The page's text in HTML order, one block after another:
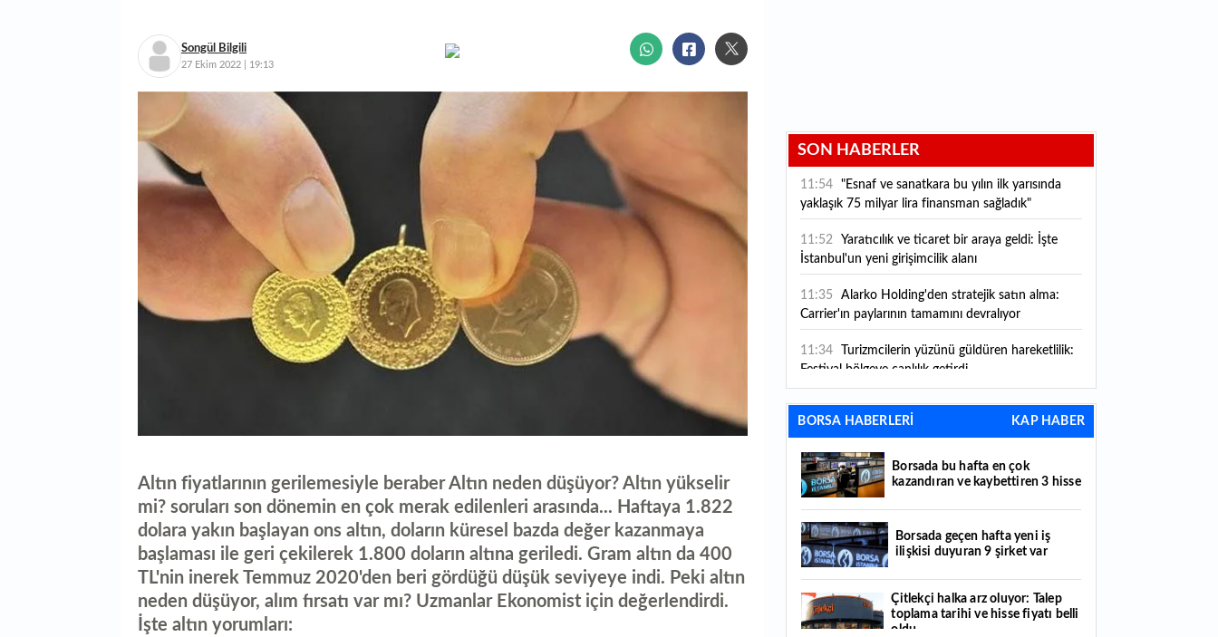
Songül Bilgili
27 Ekim 2022 | 19:13
Altın fiyatlarının gerilemesiyle beraber Altın neden düşüyor? Altın yükselir
mi? soruları son dönemin en çok merak edilenleri arasında... Haftaya 1.822
dolara yakın başlayan ons altın, doların küresel bazda değer kazanmaya
başlaması ile geri çekilerek 1.800 doların altına geriledi. Gram altın da 400
TL'nin inerek Temmuz 2020'den beri gördüğü düşük seviyeye indi. Peki altın
neden düşüyor, alım fırsatı var mı? Uzmanlar Ekonomist için değerlendirdi.
İşte altın yorumları:
SON HABERLER
11:54
"Esnaf ve sanatkara bu yılın ilk yarısında
yaklaşık 75 milyar lira finansman sağladık"
11:52
İstanbul'un yeni girişimcilik alanı
11:35
Alarko Holding'den stratejik satın alma:
Carrier'ın paylarının tamamını devralıyor
11:34
Festival bölgeye canlılık getirdi
11:23 Küresel piyasalarda yeni haftada takip
edilecek 4 gelişme hangileri olacak?
11:05 Borsada bu hafta en çok kazandıran ve
kaybettiren 3 hisse
milyar euroluk kaynak
büyümeye devam ediyor
10:30 Türkiye'nin hedef pazar hamlesi: 60 ülkeye
BORSA HABERLERİ KAP HABER
Borsada bu hafta en çok
kazandıran ve kaybettiren 3 hisse
Borsada geçen hafta yeni iş
ilişkisi duyuran 9 şirket var
Çitlekçi halka arz oluyor: Talep
toplama tarihi ve hisse fiyatı belli
oldu